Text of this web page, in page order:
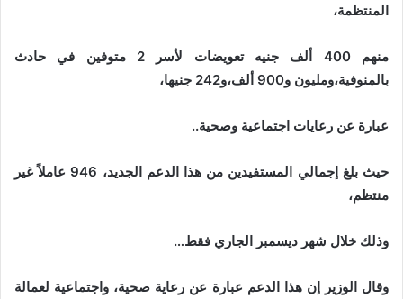
المنتظمة،
منهم 400 ألف جنيه تعويضات لأسر 2 متوفين في حادث
بالمنوفية،ومليون و900 ألف،و242 جنيها،
عبارة عن رعايات اجتماعية وصحية..
حيث بلغ إجمالي المستفيدين من هذا الدعم الجديد، 946 عاملاً غير
منتظم،
وذلك خلال شهر ديسمبر الجاري فقط…
وقال الوزير إن هذا الدعم عبارة عن رعاية صحية، واجتماعية لعمالة